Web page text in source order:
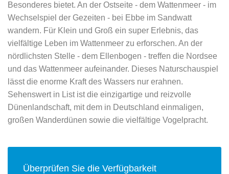
Besonderes bietet. An der Ostseite - dem Wattenmeer - im
Wechselspiel der Gezeiten - bei Ebbe im Sandwatt
wandern. Für Klein und Groß ein super Erlebnis, das
vielfältige Leben im Wattenmeer zu erforschen. An der
nördlichsten Stelle - dem Ellenbogen - treffen die Nordsee
und das Wattenmeer aufeinander. Dieses Naturschauspiel
lässt die enorme Kraft des Wassers nur erahnen.
Sehenswert in List ist die einzigartige und reizvolle
Dünenlandschaft, mit dem in Deutschland einmaligen,
großen Wanderdünen sowie die vielfältige Vogelpracht.
Überprüfen Sie die Verfügbarkeit